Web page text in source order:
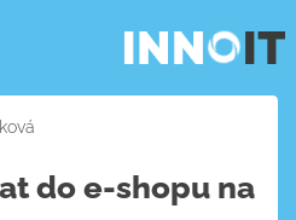
do e-shopu na